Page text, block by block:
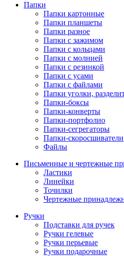
Папки
Папки картонные
Папки планшеты
Папки разное
Папки с зажимом
Папки с кольцами
Папки с молнией
Папки с резинкой
Папки с усами
Папки с файлами
Папки уголки,
Папки-боксы
Папки-конверты
Папки-портфолио
Папки-сегрегаторы
Папки-скоросшиватели
Файлы
Письменные и чертежные
Ластики
Линейки
Точилки
Чертежные
Ручки
Подставки для ручек
Ручки гелевые
Ручки перьевые
Ручки подарочные